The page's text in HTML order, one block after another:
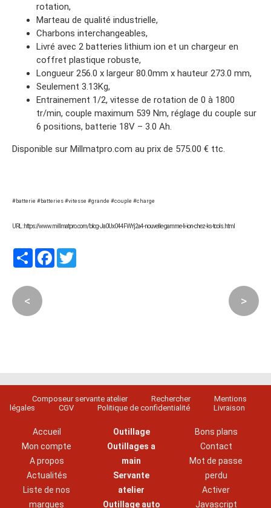
rotation,
Marteau de qualité industrielle,
Charbons interchangeables,
Livré avec 2 batteries lithium ion et un chargeur en
coffret plastique robuste,
Longueur 256.0 x largeur 80.0mm x hauteur 273.0 mm,
Seulement 3.13Kg,
Entrainement 1/2, vitesse de rotation de 0 à 1800
tr/min, couple maximum 539 Nm, réglage du couple sur
6 positions, batterie 18V – 3.0 Ah.
Disponible sur Millmatpro.com au prix de 575.00 € ttc.
#batterie #batteries #vitesse #grande #couple #charge
URL : https://www.millmatpro.com/blog-Ja0Ux044FWYj2a4-nouvelle-gamme-li-ion-chez-ks-tools.html
PartagerFacebook
< >
Composeur servante atelier Rechercher
Mentions
légales
CGV Politique de confidentialité Livraison
Accueil
Mon compte
A propos
Actualités
Liste de nos
marques
Outillage
Outillages a
main
Servante
atelier
Outillage auto
Bons plans
Contact
Mot de passe
perdu
Activer
Javascript